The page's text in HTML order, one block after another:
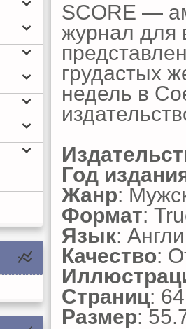
SCORE —
журнал для
грудастых
недель в
Год
Жанр:
Формат:
Язык:
Качество:
Страниц: 64
Размер: